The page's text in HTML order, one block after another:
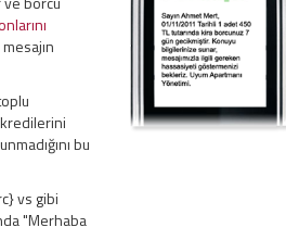
mesajın
bu
vs gibi
"Merhaba